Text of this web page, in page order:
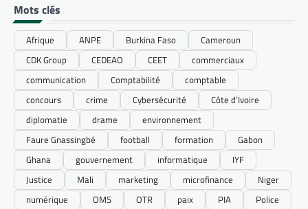
Mots clés
Afrique ANPE Burkina Faso
Cameroun
CDK Group
CEDEAO CEET
commerciaux
communication
Comptabilité
comptable
concours
crime Cybersécurité
Côte d’Ivoire
diplomatie
drame
environnement
Faure Gnassingbé
football formation
Gabon
Ghana
gouvernement informatique
IYF
Justice
Mali marketing microfinance
Niger
numérique
OMS OTR paix PIA
Police